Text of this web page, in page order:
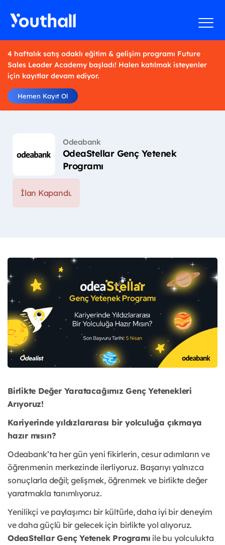
4 haftalık satış odaklı eğitim & gelişim programı Future
Sales Leader Academy başladı! Halen katılmak isteyenler
için kayıtlar devam ediyor.
Hemen Kayıt Ol
Odeabank
OdeaStellar Genç Yetenek
Programı
İlan Kapandı.
Birlikte Değer Yaratacağımız Genç Yetenekleri
Arıyoruz!
Kariyerinde yıldızlararası bir yolculuğa çıkmaya
hazır mısın?
Odeabank’ta her gün yeni fikirlerin, cesur adımların ve
öğrenmenin merkezinde ilerliyoruz. Başarıyı yalnızca
sonuçlarla değil; gelişmek, öğrenmek ve birlikte değer
yaratmakla tanımlıyoruz.
Yenilikçi ve paylaşımcı bir kültürle, daha iyi bir deneyim
ve daha güçlü bir gelecek için birlikte yol alıyoruz.
OdeaStellar Genç Yetenek Programı ile bu yolculukta